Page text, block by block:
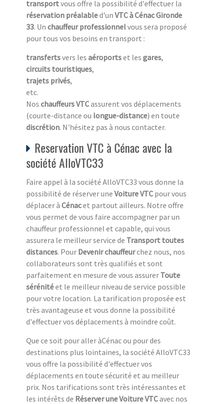
transportvous offre la possibilité d'effectuer la
réservation préalabled'un VTC à Cénac Gironde
33. Un chauffeur professionnelvous sera proposé
pour tous vos besoins en transport :
transfertsvers les aéroportset les gares,
circuits touristiques,
trajets privés,
etc.
Nos chauffeurs VTCassurent vos déplacements
(courte-distance ou longue-distance) en toute
discrétion. N'hésitez pas à nous contacter.
Reservation VTC à Cénac avec la
société AlloVTC33
Faire appel à la société AlloVTC33 vous donne la
possibilité de réserver une Voiture VTC pour vous
déplacer à Cénacet partout ailleurs. Notre offre
vous permet de vous faire accompagner par un
chauffeur professionnel et capable, qui vous
assurera le meilleur service de Transport toutes
distances. Pour Devenir chauffeurchez nous, nos
collaborateurs sont très qualifiés et sont
parfaitement en mesure de vous assurer Toute
sérénitéet le meilleur niveau de service possible
pour votre location. La tarification proposée est
très avantageuse et vous donne la possibilité
d'effectuer vos déplacements à moindre coût.
Que ce soit pour aller àCénac ou pour des
destinations plus lointaines, la société AlloVTC33
vous offre la possibilité d'effectuer vos
déplacements en toute sécurité et au meilleur
prix. Nos tarifications sont très intéressantes et
les intérêts de Réserver une Voiture VTCavec nos